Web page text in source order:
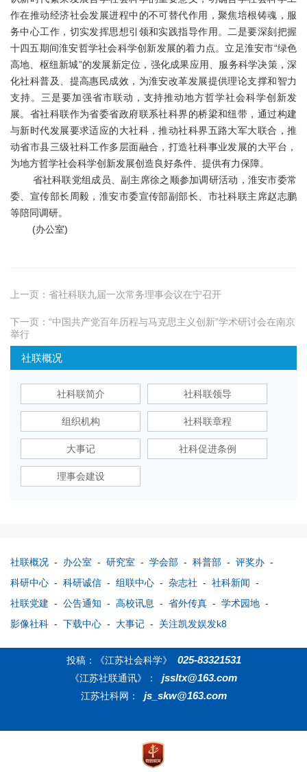
作在推动经济社会发展进程中的不可替代作用，聚焦培根铸魂，服
务中心工作，切实发挥思想引领和实践指导作用。二是要深刻把握
十四五期间淮安哲学社会科学创新发展的着力点。立足淮安市“绿色
高地、枢纽新城”的发展新定位，强化成果应用、服务科学决策，深
化社科普及、提高惠民成效，为淮安改革发展提供理论支撑和智力
支持。三是要加强省市联动，支持推动地方哲学社会科学创新发
展。省社科联作为省委省政府联系社科界的桥梁和纽带，通过构建
与新时代发展要求适应的大社科，推动社科界五路大军大联合，推
动省市县三级社科工作多层面融合，打造社科事业发展的大平台，
为地方哲学社会科学创新发展创造良好条件、提供有力保障。
省社科联党组成员、副主席徐之顺参加调研活动，淮安市委常
委、宣传部长周毅，淮安市委宣传部副部长、市社科联主席赵志鹏
等陪同调研。
(办公室)
上一页： 省社科联九届一次常务理事会议在宁召开
下一页： “中国共产党百年历程与马克思主义创新”学术研讨会在南京
举行
社联概况
社科联简介 社科联领导
组织机构 社科联章程
大事记 社科促进条例
理事会建设
社联概况 - 办公室 - 研究室 - 学会部 - 科普部 - 评奖办 -
科研中心 - 科研诚信 - 组联中心 - 杂志社 - 社科新闻 -
社联党建 - 公告通知 - 高校讯息 - 省外传真 - 学术园地 -
影像社科 - 下载中心 - 大事记 - 关注凯发娱发k8
投稿：《江苏社会科学》 025-83321531
《江苏社联通讯》： jssltx@163.com
江苏社科网： js_skw@163.com